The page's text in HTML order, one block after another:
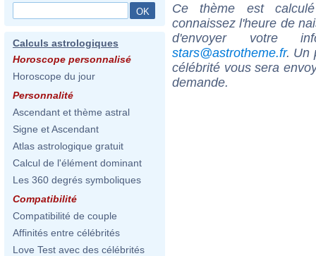
Calculs astrologiques
Horoscope personnalisé
Horoscope du jour
Personnalité
Ascendant et thème astral
Signe et Ascendant
Atlas astrologique gratuit
Calcul de l'élément dominant
Les 360 degrés symboliques
Compatibilité
Compatibilité de couple
Affinités entre célébrités
Love Test avec des célébrités
Ce thème est
connaissez l'heure de
d'envoyer votre
stars@astrotheme.fr. Un
célébrité vous sera
demande.